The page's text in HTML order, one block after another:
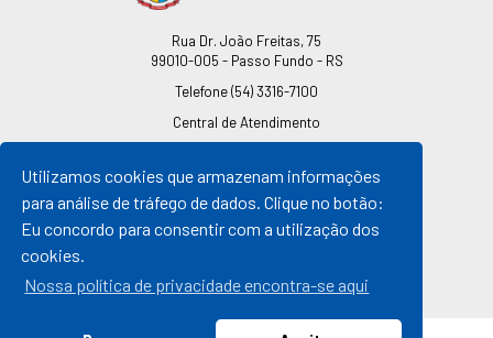
Utilizamos cookies que armazenam informações
para análise de tráfego de dados. Clique no botão:
Eu concordo para consentir com a utilização dos
cookies.
Nossa política de privacidade encontra-se aqui
Endereço
Rua Dr. João Freitas, 75
99010-005 - Passo Fundo - RS
Telefone(54) 3316-7100
Central de Atendimento
0800 541 7100
Horário de Atendimento
De segunda a sexta-feira
Das 13h30min às 17h